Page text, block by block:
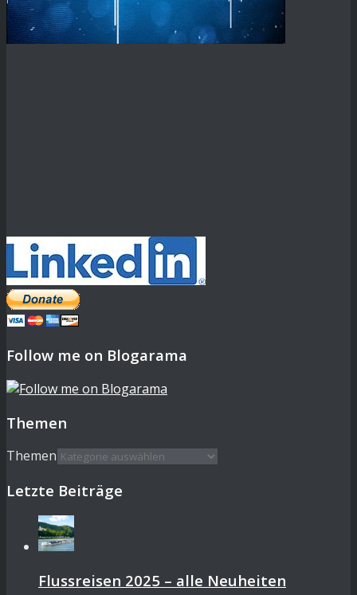
Follow me on Blogarama
Themen
Themen
Letzte Beiträge
Flussreisen 2025 – alle Neuheiten